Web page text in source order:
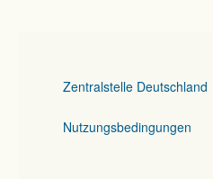
Zentralstelle Deutschland
Nutzungsbedingungen